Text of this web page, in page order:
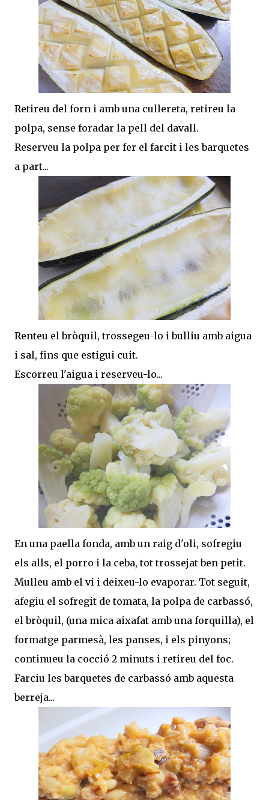
Retireu del forn i amb una cullereta, retireu la
polpa, sense foradar la pell del davall.
Reserveu la polpa per fer el farcit i les barquetes
a part...
Renteu el bròquil, trossegeu-lo i bulliu amb aigua
i sal, fins que estigui cuit.
Escorreu l'aigua i reserveu-lo...
En una paella fonda, amb un raig d'oli, sofregiu
els alls, el porro i la ceba, tot trossejat ben petit.
Mulleu amb el vi i deixeu-lo evaporar. Tot seguit,
afegiu el sofregit de tomata, la polpa de carbassó,
el bròquil, (una mica aixafat amb una forquilla), el
formatge parmesà, les panses, i els pinyons;
continueu la cocció 2 minuts i retireu del foc.
Farciu les barquetes de carbassó amb aquesta
berreja...